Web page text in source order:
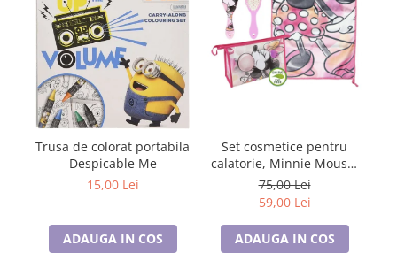
Tricouri de cuplu Valentine's Day
Valentine's Day
Cadouri pentru Bunici
Cadouri pentru Nasi si Fini
Cadouri Craciun
Cadouri pentru Mama
Cadouri pentru profesori sau absolventi
Cadouri Back to school
Trusa de colorat portabila
Despicable Me
15,00 Lei
ADAUGA IN COS
Set cosmetice pentru
calatorie, Minnie Mouse,
Disney
75,00 Lei
59,00 Lei
ADAUGA IN COS